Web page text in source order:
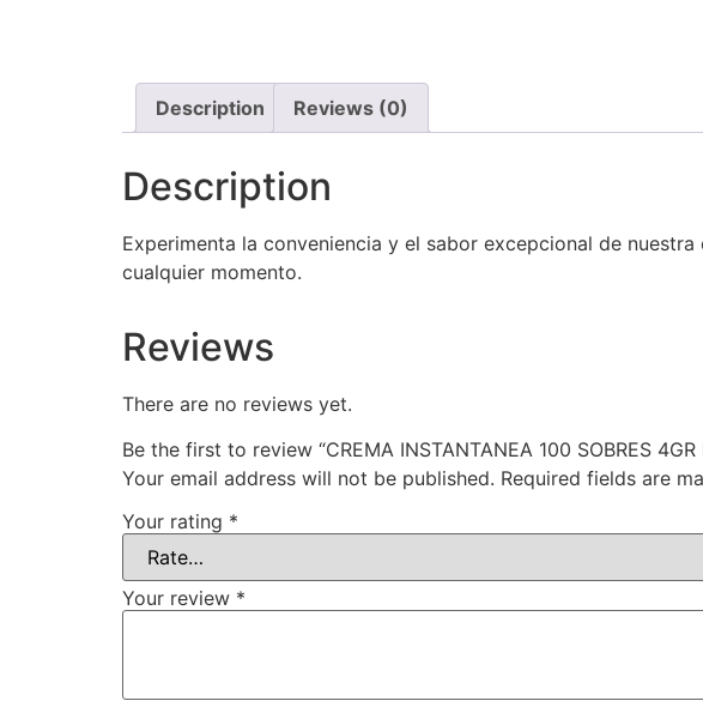
Description Reviews (0)
Description
Experimenta la conveniencia y el sabor excepcional de
cualquier momento.
Reviews
There are no reviews yet.
Be the first to review “CREMA INSTANTANEA 100 SOBRES 4GR
Your email address will not be published. Required fields are
Your rating *
Your review *